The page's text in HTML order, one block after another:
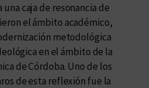
una caja de resonancia de
el ámbito académico,
metodológica
en el ámbito de la
de Córdoba. Uno de los
de esta reflexión fue la